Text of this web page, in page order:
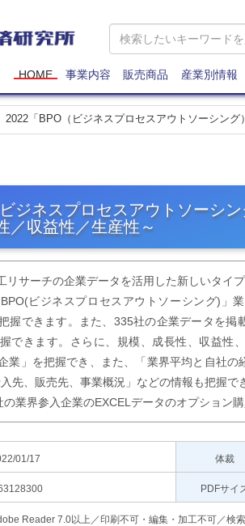
HOME 事業内容 販売商品 産業別情報
2022「BPO（ビジネスプロセスアウトソーシン
ジネスプロセスアウトソーシ
／収益性／生産性～
リサーチの企業データを活用した新しいタイ
ビジネスプロセスアウトソーシング)」
握できます。また、335社の企業データを
できます。さらに、規模、成長性、収益性
業」を把握でき、また、「業界平均と自社
先、販売先、事業概況」などの情報も把握で
業界参入企業のEXCELデータのオプション購
01/17 体裁
PDFサイ
Reader 7.0以上／印刷不可・編集・加工不可／検